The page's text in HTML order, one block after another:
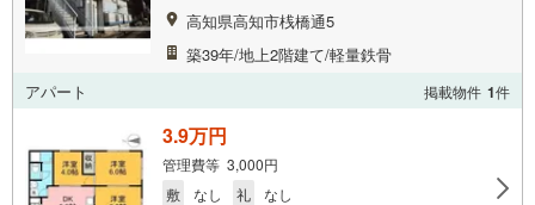
高知県高知市桟橋通5
築39年/地上2階建て/軽量鉄骨
アパート
掲載物件 1件
3.9万円
管理費等 3,000円
敷
なし 礼 なし